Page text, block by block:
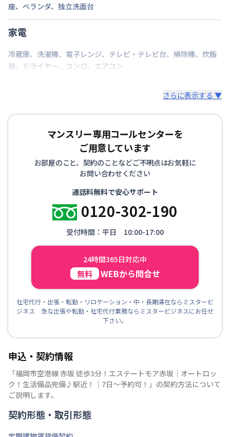
座、 ベランダ、 独立洗面台
家電
冷蔵庫、 洗濯機、 電子レンジ、 テレビ・テレビ台、 掃除機、 炊飯
器、 ドライヤー、 コンロ、 エアコン
さらに表示する ▼
マンスリー専用コールセンターを
ご用意しています
お部屋のこと、契約のことなどご不明点はお気軽に
お問い合わせください
通話料無料で安心サポート
0120-302-190
受付時間：平日 10:00-17:00
24時間365日対応中
無料 WEBから問合せ
社宅代行・出張・転勤・リロケーション・中・長期滞在ならミスタービ
ジネス 急な出張や転勤・社宅代行業務ならミスタービジネスにお任せ
下さい。
申込・契約情報
「福岡市空港線 赤坂 徒歩3分！エステートモア赤坂｜オートロッ
ク！生活備品完備♪駅近！｜7日～予約可！ 」の契約方法について
ご説明します。
契約形態・取引形態